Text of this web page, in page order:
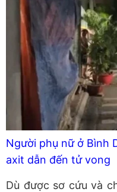
Người phụ nữ ở Bình
axit dẫn đến tử vong
Dù được sơ cứu và